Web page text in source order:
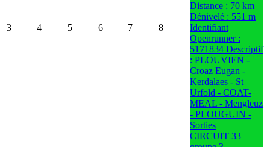
3 4 5 6 7 8
Distance : 70 km
Dénivelé : 551 m
Identifiant
Openrunner :
5171834 Descriptif
: PLOUVIEN -
Croaz Eugan -
Kerdalaes - St
Urfold - COAT-
MEAL - Mengleuz
- PLOUGUIN -
Sorties
CIRCUIT 33